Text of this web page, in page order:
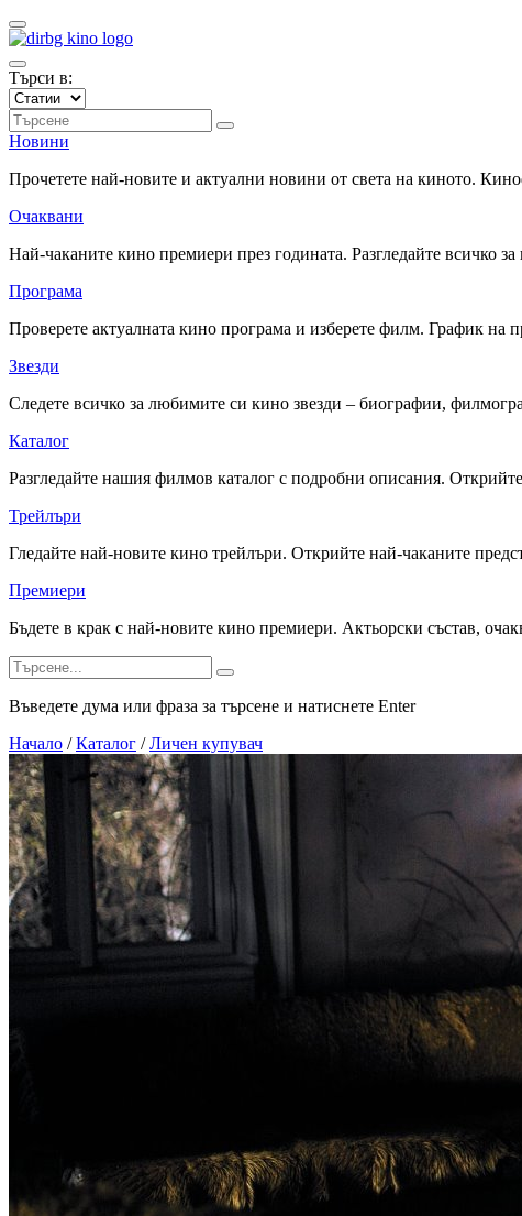
Търси в:
Новини
Прочетете най-новите и актуални новини от света на киното.
Очаквани
Най-чаканите кино премиери през годината. Разгледайте всичко
Програма
Проверете актуалната кино програма и изберете филм. График
Звезди
Следете всичко за любимите си кино звезди – биографии,
Каталог
Разгледайте нашия филмов каталог с подробни описания.
Трейлъри
Гледайте най-новите кино трейлъри. Открийте най-чаканите
Премиери
Бъдете в крак с най-новите кино премиери. Актьорски състав,
Въведете дума или фраза за търсене и натиснете Enter
Начало / Каталог / Личен купувач